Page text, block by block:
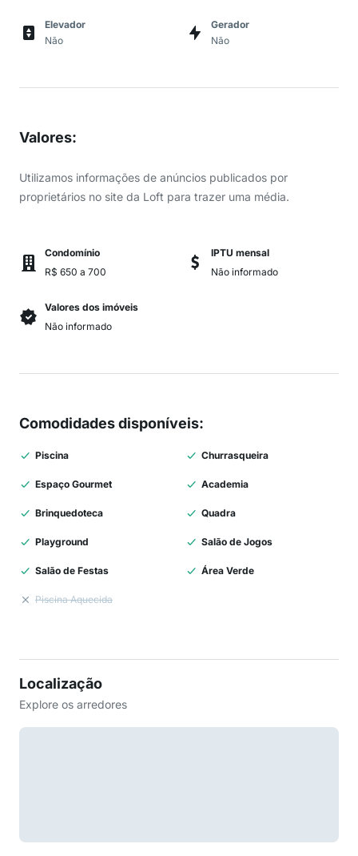
Elevador
Não
Gerador
Não
Valores:
Utilizamos informações de anúncios publicados por
proprietários no site da Loft para trazer uma média.
Condomínio
R$ 650 a 700
IPTU mensal
Não informado
Valores dos imóveis
Não informado
Comodidades disponíveis:
Piscina Churrasqueira
Espaço Gourmet Academia
Brinquedoteca Quadra
Playground Salão de Jogos
Salão de Festas Área Verde
Piscina Aquecida
Localização
Explore os arredores